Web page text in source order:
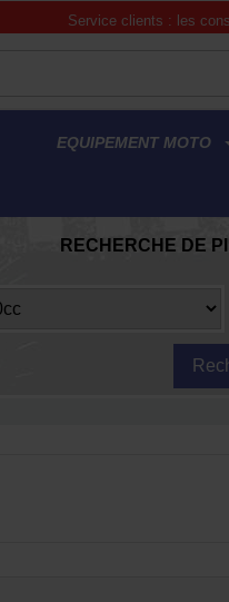
Service clients : les
EQUIPEMENT MOTO
RECHERCHE DE